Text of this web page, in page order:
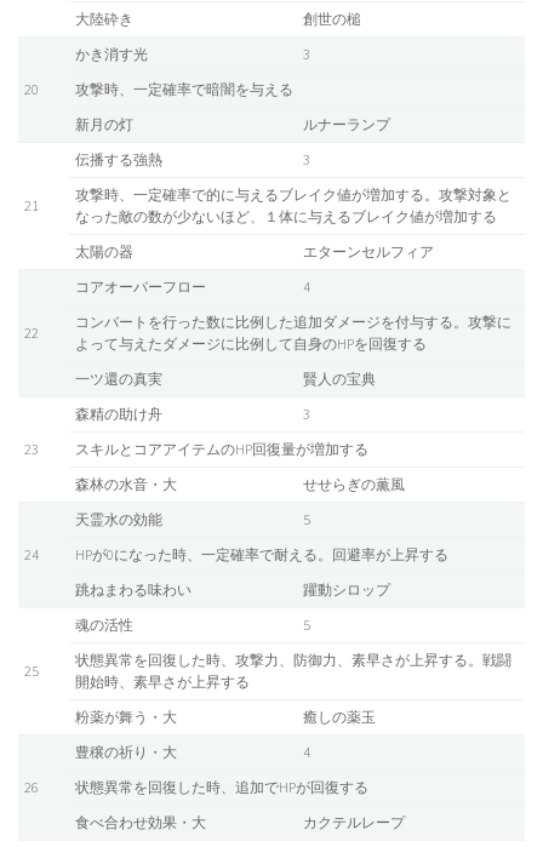
大陸砕き
創世の槌
20
かき消す光
3
攻撃時、一定確率で暗闇を与える
新月の灯
ルナーランプ
21
伝播する強熱
3
攻撃時、一定確率で的に与えるブレイク値が増加する。攻撃対象と
なった敵の数が少ないほど、１体に与えるブレイク値が増加する
太陽の器
エターンセルフィア
22
コアオーバーフロー
4
コンバートを行った数に比例した追加ダメージを付与する。攻撃に
よって与えたダメージに比例して自身のHPを回復する
一ツ還の真実
賢人の宝典
23
森精の助け舟
3
スキルとコアアイテムのHP回復量が増加する
森林の水音・大
せせらぎの薫風
24
天霊水の効能
5
HPが0になった時、一定確率で耐える。回避率が上昇する
跳ねまわる味わい
躍動シロップ
25
魂の活性
5
状態異常を回復した時、攻撃力、防御力、素早さが上昇する。戦闘
開始時、素早さが上昇する
粉薬が舞う・大
癒しの薬玉
26
豊穣の祈り・大
4
状態異常を回復した時、追加でHPが回復する
食べ合わせ効果・大
カクテルレープ